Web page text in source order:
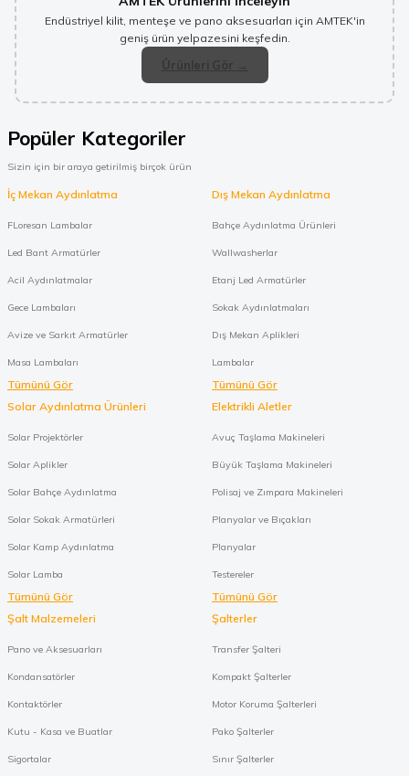
Endüstriyel kilit, menteşe ve pano aksesuarları için AMTEK'in
geniş ürün yelpazesini keşfedin.
Ürünleri Gör →
Popüler Kategoriler
Sizin için bir araya getirilmiş birçok ürün
İç Mekan Aydınlatma
FLoresan Lambalar
Led Bant Armatürler
Acil Aydınlatmalar
Gece Lambaları
Avize ve Sarkıt Armatürler
Masa Lambaları
Tümünü Gör
Dış Mekan Aydınlatma
Bahçe Aydınlatma Ürünleri
Wallwasherlar
Etanj Led Armatürler
Sokak Aydınlatmaları
Dış Mekan Aplikleri
Lambalar
Tümünü Gör
Solar Aydınlatma Ürünleri
Solar Projektörler
Solar Aplikler
Solar Bahçe Aydınlatma
Solar Sokak Armatürleri
Solar Kamp Aydınlatma
Solar Lamba
Tümünü Gör
Elektrikli Aletler
Avuç Taşlama Makineleri
Büyük Taşlama Makineleri
Polisaj ve Zımpara Makineleri
Planyalar ve Bıçakları
Planyalar
Testereler
Tümünü Gör
Şalt Malzemeleri
Pano ve Aksesuarları
Kondansatörler
Kontaktörler
Kutu - Kasa ve Buatlar
Sigortalar
Şalterler
Transfer Şalteri
Kompakt Şalterler
Motor Koruma Şalterleri
Pako Şalterler
Sınır Şalterler